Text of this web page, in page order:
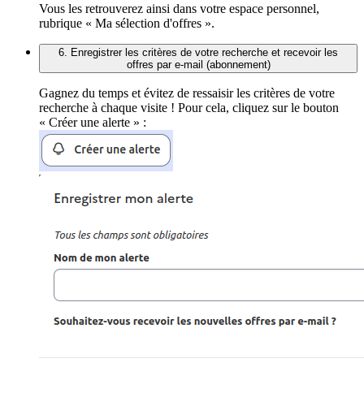
Vous les retrouverez ainsi dans votre espace personnel,
rubrique « Ma sélection d'offres ».
6. Enregistrer les critères de votre recherche et recevoir les
offres par e-mail (abonnement)
Gagnez du temps et évitez de ressaisir les critères de votre
recherche à chaque visite ! Pour cela, cliquez sur le bouton
« Créer une alerte » :